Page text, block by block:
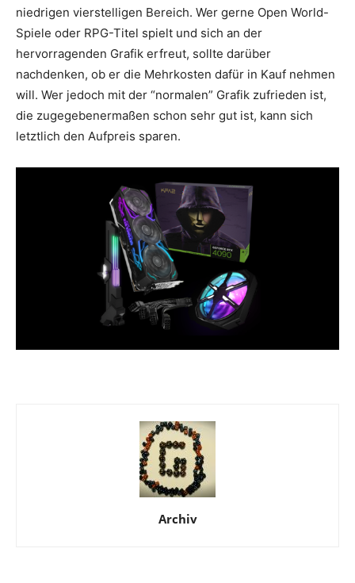
niedrigen vierstelligen Bereich. Wer gerne Open World-
Spiele oder RPG-Titel spielt und sich an der
hervorragenden Grafik erfreut, sollte darüber
nachdenken, ob er die Mehrkosten dafür in Kauf nehmen
will. Wer jedoch mit der “normalen” Grafik zufrieden ist,
die zugegebenermaßen schon sehr gut ist, kann sich
letztlich den Aufpreis sparen.
Archiv